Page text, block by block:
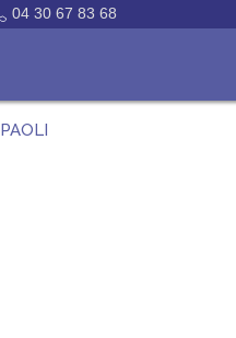
04 30 67 83 68
PAOLI